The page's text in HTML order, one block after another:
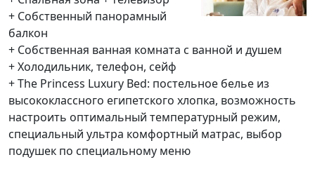
+ Собственный панорамный
балкон
+ Собственная ванная комната с ванной и душем
+ Холодильник, телефон, сейф
+ The Princess Luxury Bed: постельное белье из
высококлассного египетского хлопка, возможность
настроить оптимальный температурный режим,
специальный ультра комфортный матрас, выбор
подушек по специальному меню